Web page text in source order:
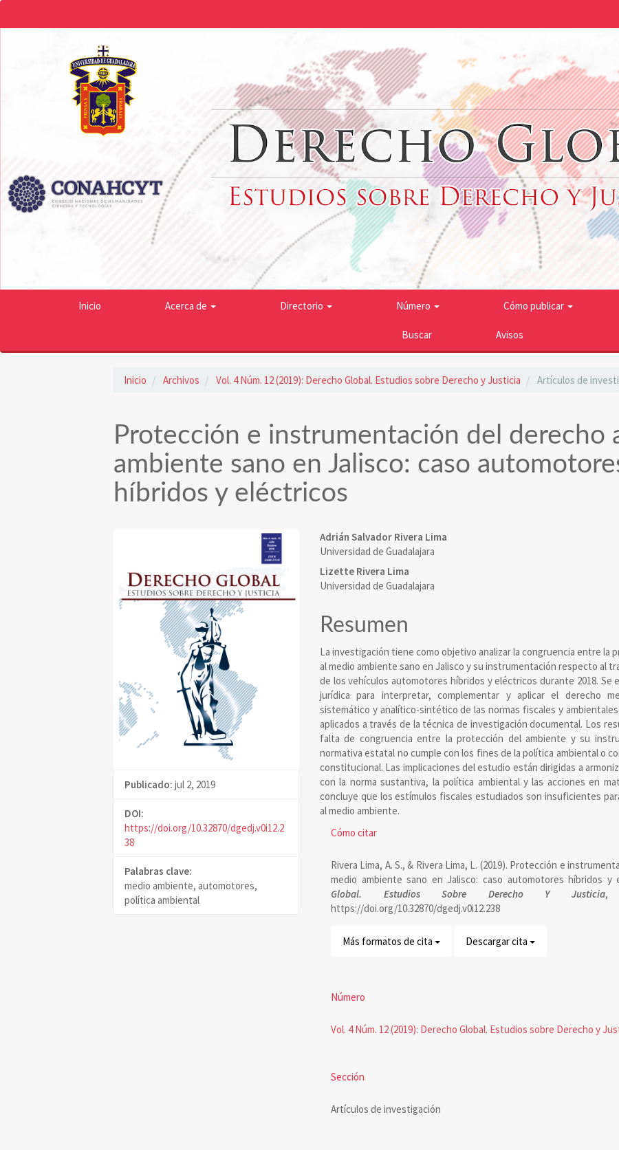
Inicio Acerca de Directorio Número Cómo publicar
Buscar Avisos
Inicio Archivos Vol. 4 Núm. 12 (2019): Derecho Global. Estudios sobre Derecho y Justicia Artículos de
Protección e instrumentación del derecho
ambiente sano en Jalisco: caso
híbridos y eléctricos
del
artículo
Publicado: jul 2, 2019
DOI:
https://doi.org/10.32870/dgedj.v0i12.2
38
Palabras clave:
medio ambiente, automotores,
política ambiental
Contenido
principal
del
artículo
Adrián Salvador Rivera Lima
Universidad de Guadalajara
Lizette Rivera Lima
Universidad de Guadalajara
Resumen
La investigación tiene como objetivo analizar la congruencia entre la
al medio ambiente sano en Jalisco y su instrumentación respecto al
de los vehículos automotores híbridos y eléctricos durante 2018. Se
jurídica para interpretar, complementar y aplicar el derecho
sistemático y analítico-sintético de las normas fiscales y
aplicados a través de la técnica de investigación documental. Los
falta de congruencia entre la protección del ambiente y su
normativa estatal no cumple con los fines de la política ambiental o
constitucional. Las implicaciones del estudio están dirigidas a
con la norma sustantiva, la política ambiental y las acciones en
concluye que los estímulos fiscales estudiados son insuficientes
al medio ambiente.
Detalles
artículo
Cómo citar
Rivera Lima, A. S., & Rivera Lima, L. (2019). Protección e
medio ambiente sano en Jalisco: caso automotores híbridos y
Global. Estudios Sobre Derecho Y Justicia
https://doi.org/10.32870/dgedj.v0i12.238
Más formatos de cita Descargar cita
Número
Vol. 4 Núm. 12 (2019): Derecho Global. Estudios sobre Derecho y
Sección
Artículos de investigación